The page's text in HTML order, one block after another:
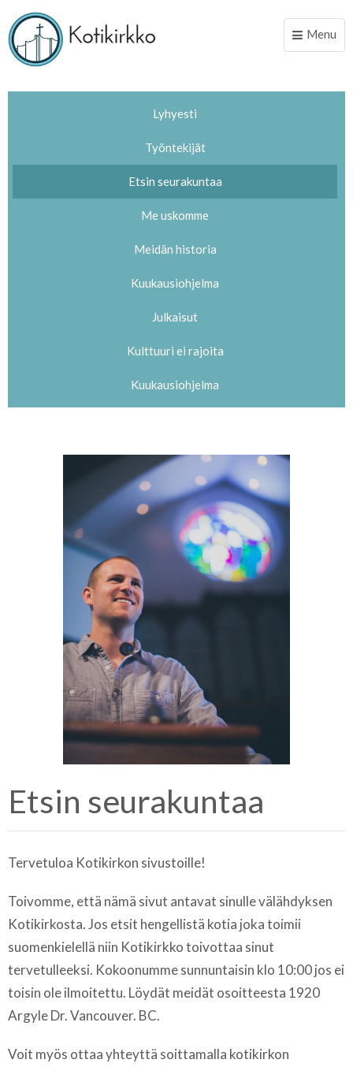
Toggle
Menu
Lyhyesti
Työntekijät
Etsin seurakuntaa
Me uskomme
Meidän historia
Kuukausiohjelma
Julkaisut
Kulttuuri ei rajoita
Kuukausiohjelma
Etsin seurakuntaa
Tervetuloa Kotikirkon sivustoille!
Toivomme, että nämä sivut antavat sinulle välähdyksen
Kotikirkosta. Jos etsit hengellistä kotia joka toimii
suomenkielellä niin Kotikirkko toivottaa sinut
tervetulleeksi. Kokoonumme sunnuntaisin klo 10:00 jos ei
toisin ole ilmoitettu. Löydät meidät osoitteesta 1920
Argyle Dr. Vancouver. BC.
Voit myös ottaa yhteyttä soittamalla kotikirkon